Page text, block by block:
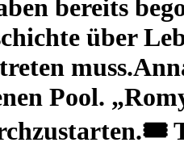
bereits
über
Pool.